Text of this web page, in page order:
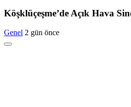
Köşklüçeşme’de Açık Hava
Genel 2 gün önce